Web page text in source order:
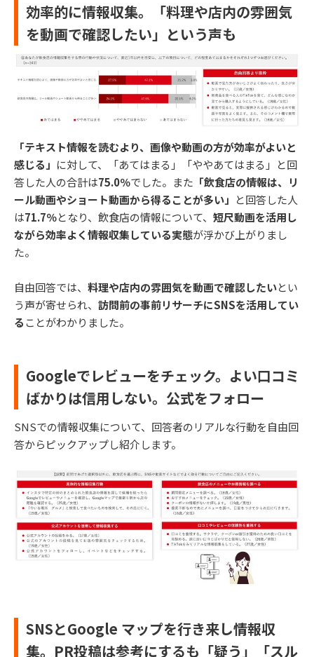
効率的に情報収集。「料理や店内の雰囲気
を動画で確認したい」という声も
「テキスト情報を読むより、画像や動画の方が効率がよいと
感じる」 に対して、「あてはまる」「ややあてはまる」と回
答した人の合計は75.0％でした。また 「飲食店の情報は、リ
ール動画やショート動画から得ることが多い」 と回答した人
は71.7％となり、飲食店の情報について、 短尺動画を活用し
ながら効率よく情報収集している実態が浮かび上がりまし
た。
自由回答では、 料理や店内の雰囲気を動画で確認したいとい
う声が寄せられ、 訪問前の事前リサーチにSNSを活用してい
ることがわかりました。
Googleでレビューをチェック。よい口コミ
ばかりは信用しない。公式をフォロー
SNSでの情報収集について、回答者のリアルな行動を自由回
答からピックアップし紹介します。
SNSとGoogle マップを行き来し情報収
集。PR投稿は参考にするも「疑う」「スル